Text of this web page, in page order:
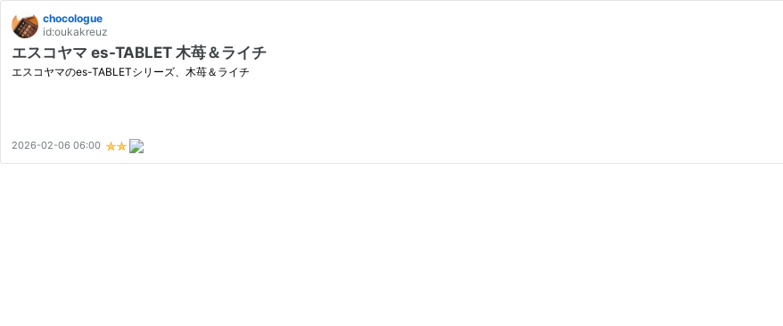
chocologue
id:oukakreuz
エスコヤマ es-TABLET 木苺＆ライチ
エスコヤマのes-TABLETシリーズ、木苺＆ライチ
2026-02-06 06:00